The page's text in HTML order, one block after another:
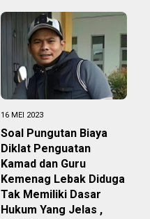
16 MEI 2023
Soal Pungutan Biaya
Diklat Penguatan
Kamad dan Guru
Kemenag Lebak Diduga
Tak Memiliki Dasar
Hukum Yang Jelas ,